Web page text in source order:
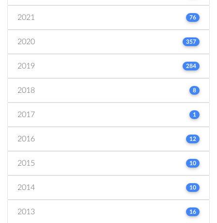
2021 76
2020 357
2019 284
2018 8
2017 1
2016 12
2015 10
2014 10
2013 16